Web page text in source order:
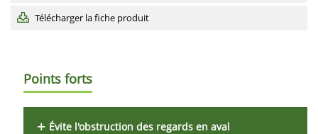
Télécharger la fiche produit
Points forts
Évite l'obstruction des regards en aval